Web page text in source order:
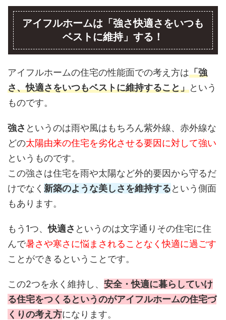
アイフルホームは「強さ快適さをいつも
ベストに維持」する！
アイフルホームの住宅の性能面での考え方は「強
さ、快適さをいつもベストに維持すること」という
ものです。
強さ というのは雨や風はもちろん紫外線、赤外線な
どの太陽由来の住宅を劣化させる要因に対して強い
というものです。
この強さは住宅を雨や太陽など外的要因から守るだ
けでなく 新築のような美しさを維持するという側面
もあります。
もう1つ、快適さ というのは文字通りその住宅に住
んで暑さや寒さに悩まされることなく快適に過ごす
ことができるということです。
この2つを永く維持し、 安全・快適に暮らしていけ
る住宅をつくるというのがアイフルホームの住宅づ
くりの考え方になります。